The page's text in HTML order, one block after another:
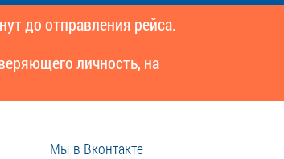
до отправления рейса.
личность, на
Мы в Вконтакте